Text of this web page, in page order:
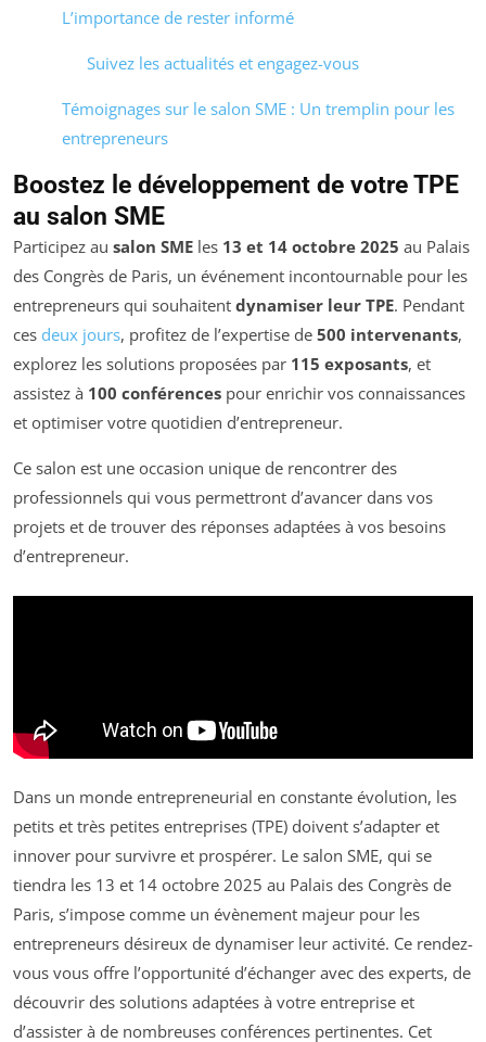
L’importance de rester informé
Suivez les actualités et engagez-vous
Témoignages sur le salon SME : Un tremplin pour les
entrepreneurs
Boostez le développement de votre TPE
au salon SME
Participez au salon SME les 13 et 14 octobre 2025 au Palais
des Congrès de Paris, un événement incontournable pour les
entrepreneurs qui souhaitent dynamiser leur TPE. Pendant
ces deux jours, profitez de l’expertise de 500 intervenants,
explorez les solutions proposées par 115 exposants, et
assistez à 100 conférences pour enrichir vos connaissances
et optimiser votre quotidien d’entrepreneur.
Ce salon est une occasion unique de rencontrer des
professionnels qui vous permettront d’avancer dans vos
projets et de trouver des réponses adaptées à vos besoins
d’entrepreneur.
Dans un monde entrepreneurial en constante évolution, les
petits et très petites entreprises (TPE) doivent s’adapter et
innover pour survivre et prospérer. Le salon SME, qui se
tiendra les 13 et 14 octobre 2025 au Palais des Congrès de
Paris, s’impose comme un évènement majeur pour les
entrepreneurs désireux de dynamiser leur activité. Ce rendez-
vous vous offre l’opportunité d’échanger avec des experts, de
découvrir des solutions adaptées à votre entreprise et
d’assister à de nombreuses conférences pertinentes. Cet